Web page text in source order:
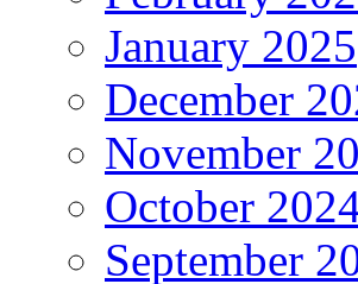
January 2025
December
November
October
September